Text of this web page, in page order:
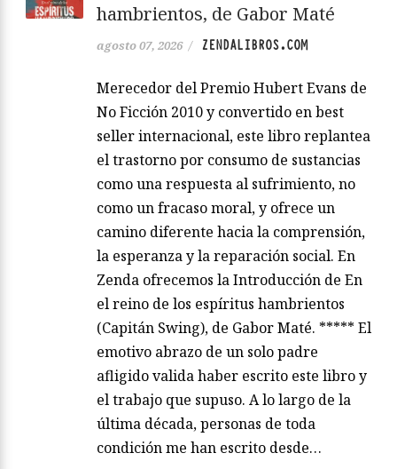
hambrientos, de Gabor Maté
agosto 07, 2026 / ZENDALIBROS.COM
Merecedor del Premio Hubert Evans de
No Ficción 2010 y convertido en best
seller internacional, este libro replantea
el trastorno por consumo de sustancias
como una respuesta al sufrimiento, no
como un fracaso moral, y ofrece un
camino diferente hacia la comprensión,
la esperanza y la reparación social. En
Zenda ofrecemos la Introducción de En
el reino de los espíritus hambrientos
(Capitán Swing), de Gabor Maté. ***** El
emotivo abrazo de un solo padre
afligido valida haber escrito este libro y
el trabajo que supuso. A lo largo de la
última década, personas de toda
condición me han escrito desde…